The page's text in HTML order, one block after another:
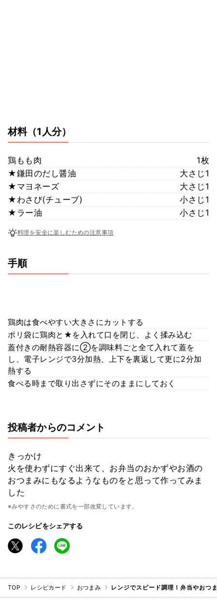
材料（1人分）
鶏もも肉
1枚
★鎌田のだし醤油
大さじ1
★マヨネーズ
大さじ1
★わさび(チューブ)
小さじ1
★ラー油
小さじ1
料理を安全に楽しむための注意事項
手順
鶏肉は食べやすい大きさにカットする
ポリ袋に鶏肉と★を入れて口を閉じ、よく揉み込む
蓋付きの耐熱容器に②を調味料ごと全て入れて蓋を
し、電子レンジで3分加熱、上下を裏返して更に2分加
熱する
食べる時まで取り出さずにそのままにしておく
投稿者からのコメント
きっかけ
火を使わずにすぐ出来て、お弁当のおかずやお酒の
おつまみにもなるようなものをと思って作ってみま
した
※みやすさのために書式を一部改変しています。
このレシピをシェアする
TOP レシピカード おつまみ レンジでスピード調理！弁当やおつ